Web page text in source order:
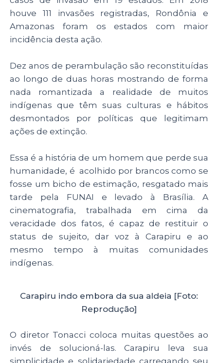
houve 111 invasões registradas, Rondônia e
Amazonas foram os estados com maior
incidência desta ação.
Dez anos de perambulação são reconstituídas
ao longo de duas horas mostrando de forma
nada romantizada a realidade de muitos
indígenas que têm suas culturas e hábitos
desmontados por políticas que legitimam
ações de extinção.
Essa é a história de um homem que perde sua
humanidade, é acolhido por brancos como se
fosse um bicho de estimação, resgatado mais
tarde pela FUNAI e levado à Brasília. A
cinematografia, trabalhada em cima da
veracidade dos fatos, é capaz de restituir o
status de sujeito, dar voz à Carapiru e ao
mesmo tempo à muitas comunidades
indígenas.
Carapiru indo embora da sua aldeia [Foto:
Reprodução]
O diretor Tonacci coloca muitas questões ao
invés de solucioná-las. Carapiru leva sua
simplicidade e solidariedade carregando seu